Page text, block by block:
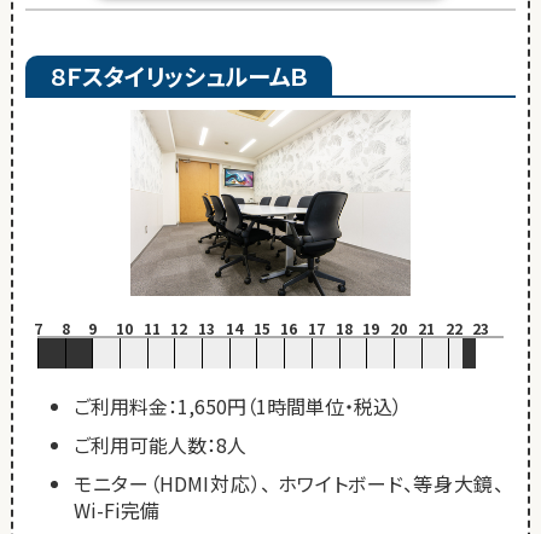
８ＦスタイリッシュルームＢ
7 8 9 10 11 12 13 14 15 16 17 18 19 20 21 22 23
ご利用料金：1,650円（1時間単位・税込）
ご利用可能人数：8人
モニター（HDMI対応）、 ホワイトボード、等身大鏡、
Wi-Fi完備